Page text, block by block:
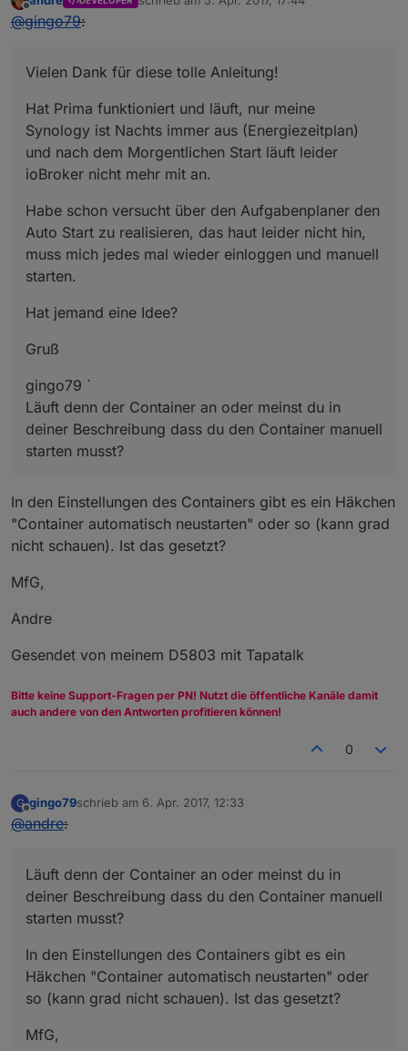
Offline zuletzt editiert von
@gingo79:
Vielen Dank für diese tolle Anleitung!
Hat Prima funktioniert und läuft, nur meine
Synology ist Nachts immer aus (Energiezeitplan)
und nach dem Morgentlichen Start läuft leider
ioBroker nicht mehr mit an.
Habe schon versucht über den Aufgabenplaner den
Auto Start zu realisieren, das haut leider nicht hin,
muss mich jedes mal wieder einloggen und manuell
starten.
Hat jemand eine Idee?
Gruß
gingo79 `
Läuft denn der Container an oder meinst du in
deiner Beschreibung dass du den Container manuell
starten musst?
In den Einstellungen des Containers gibt es ein Häkchen
"Container automatisch neustarten" oder so (kann grad
nicht schauen). Ist das gesetzt?
MfG,
Andre
Gesendet von meinem D5803 mit Tapatalk
Bitte keine Support-Fragen per PN! Nutzt die öffentliche Kanäle damit
auch andere von den Antworten profitieren können!
0
G
Offline
gingo79schrieb am 6. Apr. 2017, 12:33
zuletzt editiert von
@andre:
Läuft denn der Container an oder meinst du in
deiner Beschreibung dass du den Container manuell
starten musst?
In den Einstellungen des Containers gibt es ein
Häkchen "Container automatisch neustarten" oder
so (kann grad nicht schauen). Ist das gesetzt?
MfG,